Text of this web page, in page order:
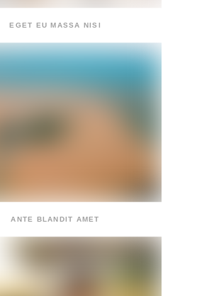
EGET EU MASSA NISI
ANTE BLANDIT AMET